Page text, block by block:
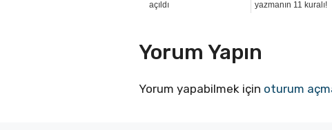
açıldı
yazmanın 11 kuralı!
Yorum Yapın
Yorum yapabilmek için oturum